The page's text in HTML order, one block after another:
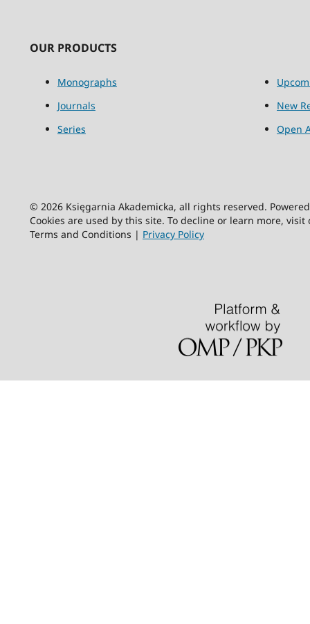
OUR PRODUCTS
Monographs
Journals
Series
New
Open
© 2026 Księgarnia Akademicka, all rights reserved.
Cookies are used by this site. To decline or learn more,
Terms and Conditions | Privacy Policy